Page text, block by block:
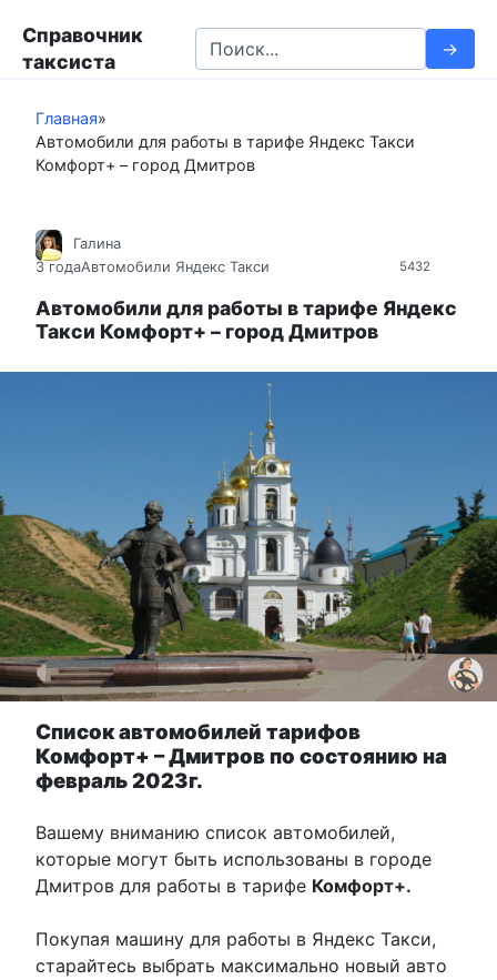
Справочник
таксиста
e
c
h
:
Главная»
Автомобили для работы в тарифе Яндекс Такси
Комфорт+ – город Дмитров
5432
Галина
3 годаАвтомобили Яндекс Такси
Автомобили для работы в тарифе Яндекс
Такси Комфорт+ – город Дмитров
Список автомобилей тарифов
Комфорт+ – Дмитров по состоянию на
февраль 2023г.
Вашему вниманию список автомобилей,
которые могут быть использованы в городе
Дмитров для работы в тарифе Комфорт+.
Покупая машину для работы в Яндекс Такси,
старайтесь выбрать максимально новый авто